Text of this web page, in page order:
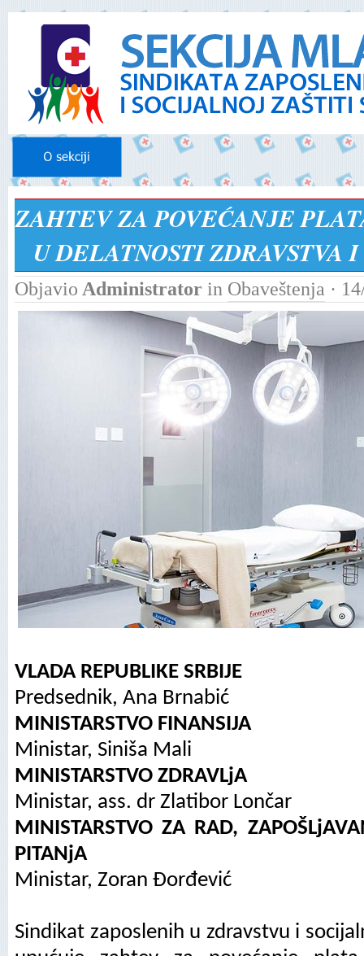
ZAHTEV ZA POVEĆANЈE
U DELATNOSTI ZDRAVSTVA
Objavio Administrator in Obaveštenja ·
VLADA REPUBLIKE SRBIJE
Predsednik, Ana Brnabić
MINISTARSTVO FINANSIJA
Ministar, Siniša Mali
MINISTARSTVO ZDRAVLjA
Ministar, ass. dr Zlatibor Lončar
MINISTARSTVO ZA RAD,
PITANјA
Ministar, Zoran Đorđević
Sindikat zaposlenih u zdravstvu i